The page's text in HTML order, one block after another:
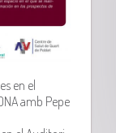
en el
amb Pepe